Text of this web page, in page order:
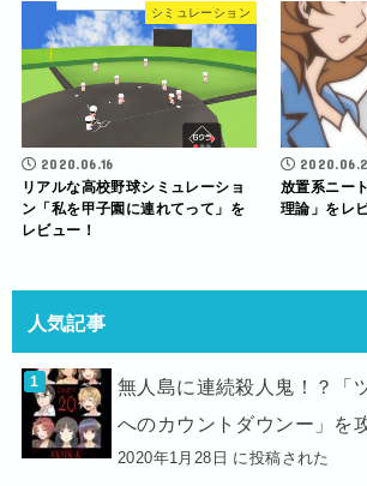
シミュレーション
2020.06.16
リアルな高校野球シミュレーショ
ン「私を甲子園に連れてって」を
レビュー！
放置系ニー
理論」をレ
人気記事
無人島に連続殺人鬼！？「
へのカウントダウンー」を
2020年1月28日 に投稿された